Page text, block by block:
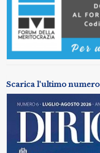
Scarica l'ultimo numero